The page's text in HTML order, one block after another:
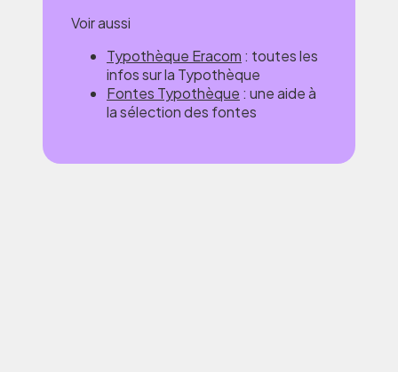
Voir aussi
Typothèque Eracom : toutes les
infos sur la Typothèque
Fontes Typothèque : une aide à
la sélection des fontes